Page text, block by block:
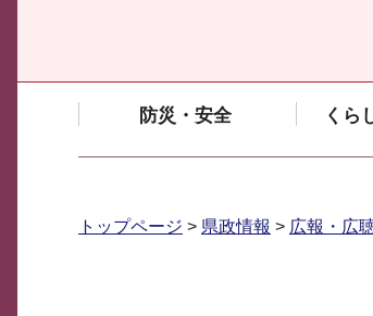
防災・安全 くら
トップページ > 県政情報 > 広報・広